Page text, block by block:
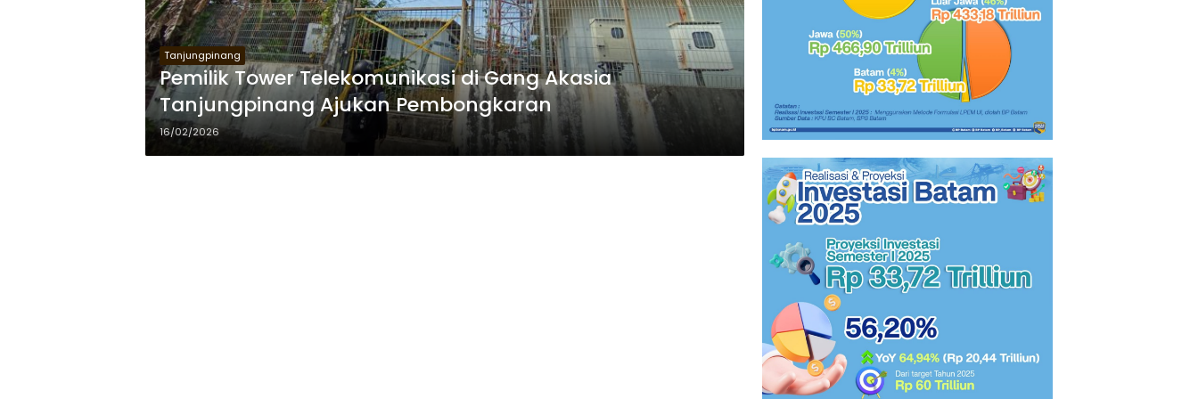
Tanjungpinang
Pemilik Tower Telekomunikasi di Gang Akasia
Tanjungpinang Ajukan Pembongkaran
16/02/2026